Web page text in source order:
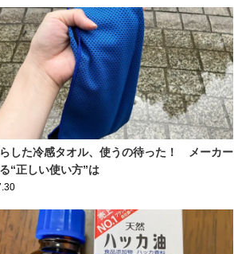
した冷感タオル、使うの待った！ メーカー
“正しい使い方”は